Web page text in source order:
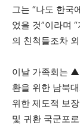
그는 “나도 한국
었을 것”이라며 “
의 친척들조차
이날 가족회는
환을 위한 남북
위한 제도적 보
및 귀환 국군포